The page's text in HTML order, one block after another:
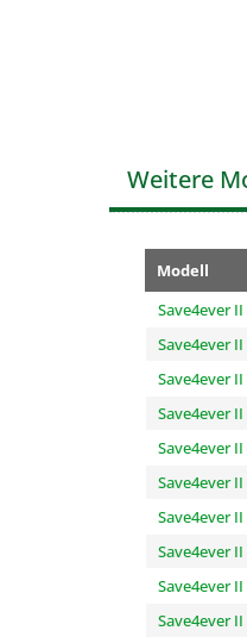
Weitere
Modell
Save4ever II
Save4ever
Save4ever II
Save4ever
Save4ever II
Save4ever
Save4ever II
Save4ever
Save4ever II
Save4ever